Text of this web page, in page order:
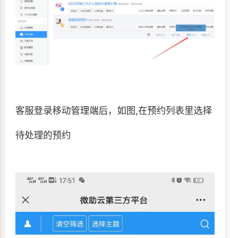
客服登录移动管理端后，如图,在预约列表里选择
待处理的预约